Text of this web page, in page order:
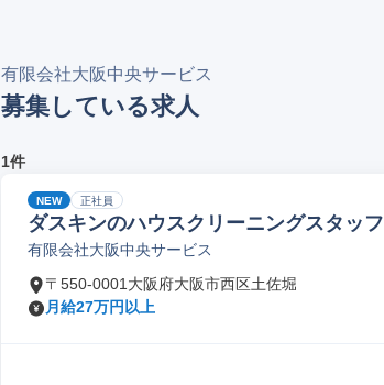
有限会社大阪中央サービス
募集している求人
1件
NEW 正社員
ダスキンのハウスクリーニングスタッフ
有限会社大阪中央サービス
〒550-0001大阪府大阪市西区土佐堀
月給27万円以上